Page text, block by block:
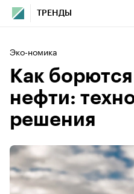
ТРЕНДЫ
Эко-номика
Как
нефти:
решения